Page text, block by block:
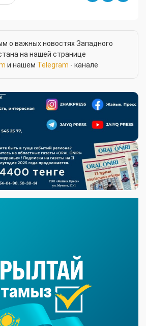
о важных новостях Западного
на нашей странице
и нашем Telegram - канале